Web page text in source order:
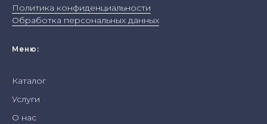
Политика конфиденциальности
Обработка персональных данных
Меню:
Каталог
Услуги
О нас